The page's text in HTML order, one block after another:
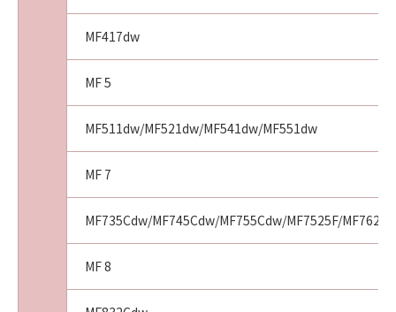
MF417dw
MF 5
MF511dw/MF521dw/MF541dw/MF551dw
MF 7
MF735Cdw/MF745Cdw/MF755Cdw/MF7525F/
MF 8